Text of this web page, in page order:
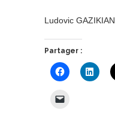
Ludovic GAZIKIAN
Partager :